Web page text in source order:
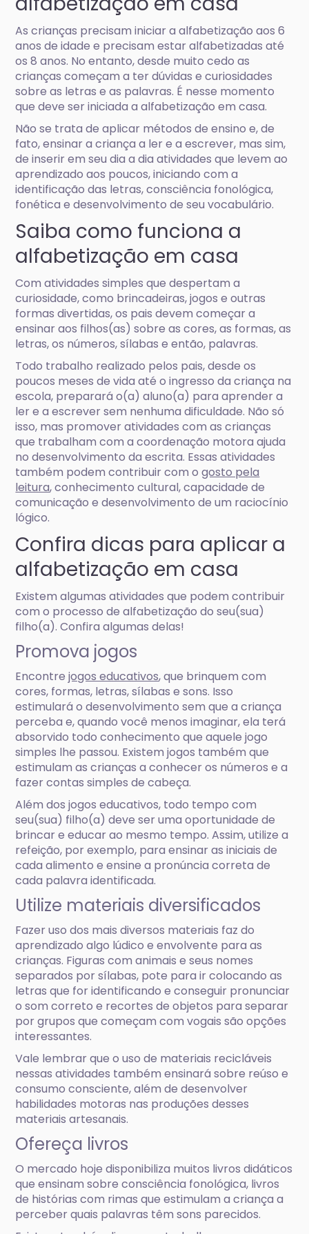
As crianças precisam iniciar a alfabetização aos 6
anos de idade e precisam estar alfabetizadas até
os 8 anos. No entanto, desde muito cedo as
crianças começam a ter dúvidas e curiosidades
sobre as letras e as palavras. É nesse momento
que deve ser iniciada a alfabetização em casa.
Não se trata de aplicar métodos de ensino e, de
fato, ensinar a criança a ler e a escrever, mas sim,
de inserir em seu dia a dia atividades que levem ao
aprendizado aos poucos, iniciando com a
identificação das letras, consciência fonológica,
fonética e desenvolvimento de seu vocabulário.
Saiba como funciona a
alfabetização em casa
Com atividades simples que despertam a
curiosidade, como brincadeiras, jogos e outras
formas divertidas, os pais devem começar a
ensinar aos filhos(as) sobre as cores, as formas, as
letras, os números, sílabas e então, palavras.
Todo trabalho realizado pelos pais, desde os
poucos meses de vida até o ingresso da criança na
escola, preparará o(a) aluno(a) para aprender a
ler e a escrever sem nenhuma dificuldade. Não só
isso, mas promover atividades com as crianças
que trabalham com a coordenação motora ajuda
no desenvolvimento da escrita. Essas atividades
também podem contribuir com ogosto pela
leitura, conhecimento cultural, capacidade de
comunicação e desenvolvimento de um raciocínio
lógico.
Confira dicas para aplicar a
alfabetização em casa
Existem algumas atividades que podem contribuir
com o processo de alfabetização do seu(sua)
filho(a). Confira algumas delas!
Promova jogos
Encontrejogos educativos, que brinquem com
cores, formas, letras, sílabas e sons. Isso
estimulará o desenvolvimento sem que a criança
perceba e, quando você menos imaginar, ela terá
absorvido todo conhecimento que aquele jogo
simples lhe passou. Existem jogos também que
estimulam as crianças a conhecer os números e a
fazer contas simples de cabeça.
Além dos jogos educativos, todo tempo com
seu(sua) filho(a) deve ser uma oportunidade de
brincar e educar ao mesmo tempo. Assim, utilize a
refeição, por exemplo, para ensinar as iniciais de
cada alimento e ensine a pronúncia correta de
cada palavra identificada.
Utilize materiais diversificados
Fazer uso dos mais diversos materiais faz do
aprendizado algo lúdico e envolvente para as
crianças. Figuras com animais e seus nomes
separados por sílabas, pote para ir colocando as
letras que for identificando e conseguir pronunciar
o som correto e recortes de objetos para separar
por grupos que começam com vogais são opções
interessantes.
Vale lembrar que o uso de materiais recicláveis
nessas atividades também ensinará sobre reúso e
consumo consciente, além de desenvolver
habilidades motoras nas produções desses
materiais artesanais.
Ofereça livros
O mercado hoje disponibiliza muitos livros didáticos
que ensinam sobre consciência fonológica, livros
de histórias com rimas que estimulam a criança a
perceber quais palavras têm sons parecidos.